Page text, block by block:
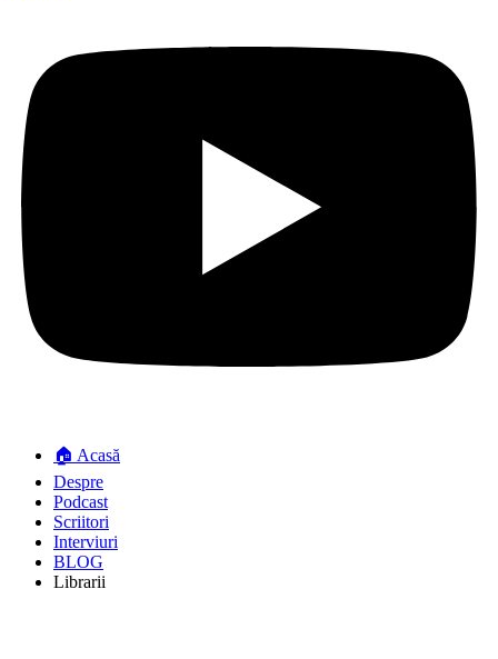
🏠 Acasă
Despre
Podcast
Scriitori
Interviuri
BLOG
Librarii